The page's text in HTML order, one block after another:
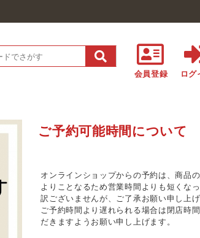
会員登録 ログ
ご予約可能時間について
オンラインショップからの予約は、商品
よりことなるため営業時間よりも短くな
訳ございませんが、ご了承お願い申し上げ
ご予約時間より遅れられる場合は閉店時
だきますようお願い申し上げます。